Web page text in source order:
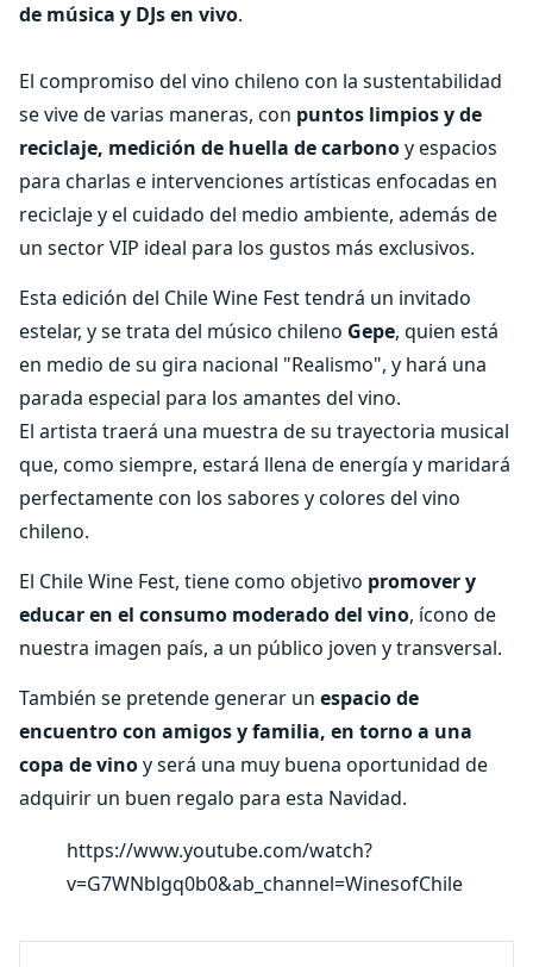
de música y DJs en vivo.
El compromiso del vino chileno con la sustentabilidad
se vive de varias maneras, con puntos limpios y de
reciclaje, medición de huella de carbonoy espacios
para charlas e intervenciones artísticas enfocadas en
reciclaje y el cuidado del medio ambiente, además de
un sector VIP ideal para los gustos más exclusivos.
Esta edición del Chile Wine Fest tendrá un invitado
estelar, y se trata del músico chileno Gepe, quien está
en medio de su gira nacional "Realismo", y hará una
parada especial para los amantes del vino.
El artista traerá una muestra de su trayectoria musical
que, como siempre, estará llena de energía y maridará
perfectamente con los sabores y colores del vino
chileno.
El Chile Wine Fest, tiene como objetivo promover y
educar en el consumo moderado del vino, ícono de
nuestra imagen país, a un público joven y transversal.
También se pretende generar un espacio de
encuentro con amigos y familia, en torno a una
copa de vinoy será una muy buena oportunidad de
adquirir un buen regalo para esta Navidad.
https://www.youtube.com/watch?
v=G7WNblgq0b0&ab_channel=WinesofChile